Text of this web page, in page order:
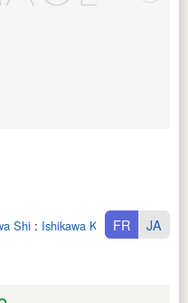
Shi : Ishikawa Ken FR JA